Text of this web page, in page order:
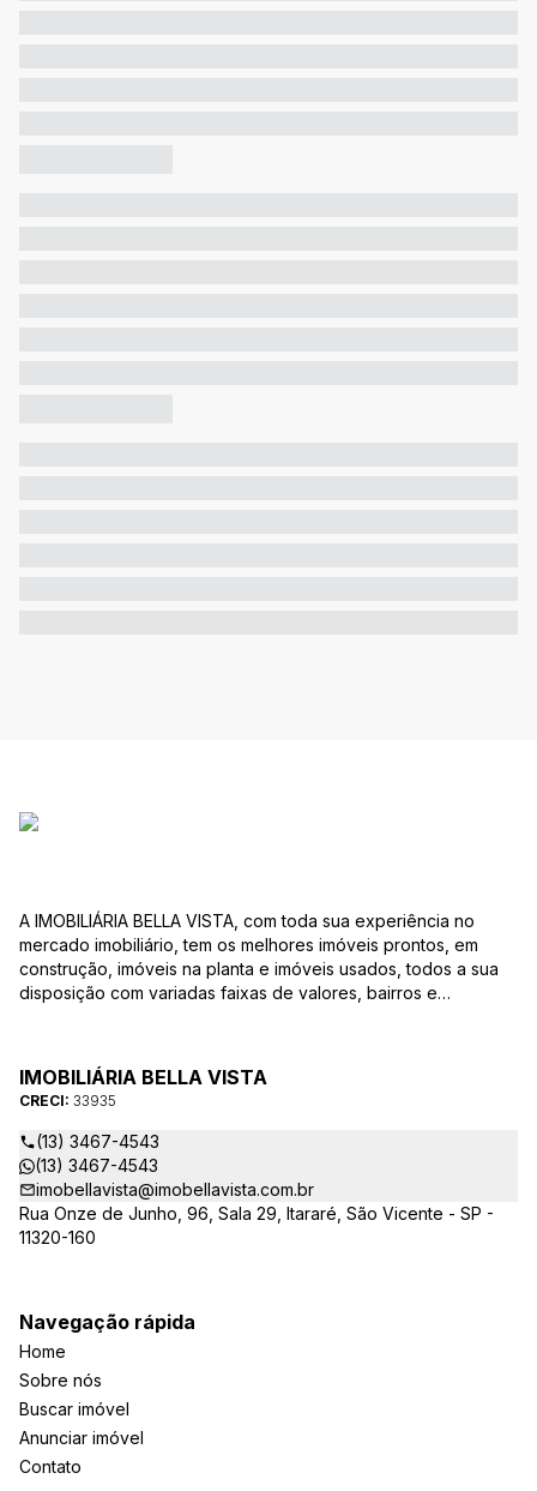
A IMOBILIÁRIA BELLA VISTA, com toda sua experiência no
mercado imobiliário, tem os melhores imóveis prontos, em
construção, imóveis na planta e imóveis usados, todos a sua
disposição com variadas faixas de valores, bairros e
ao CRECI-EE – estarão sempre prontos para responder-lhe
todas as suas dúvidas sobre casas, apartamentos, terrenos,
salas comerciais e outros produtos imobiliários.
IMOBILIÁRIA BELLA VISTA
CRECI: 33935
(13) 3467-4543
(13) 3467-4543
imobellavista@imobellavista.com.br
Rua Onze de Junho, 96, Sala 29, Itararé, São Vicente - SP -
11320-160
Navegação rápida
Home
Sobre nós
Buscar imóvel
Anunciar imóvel
Contato